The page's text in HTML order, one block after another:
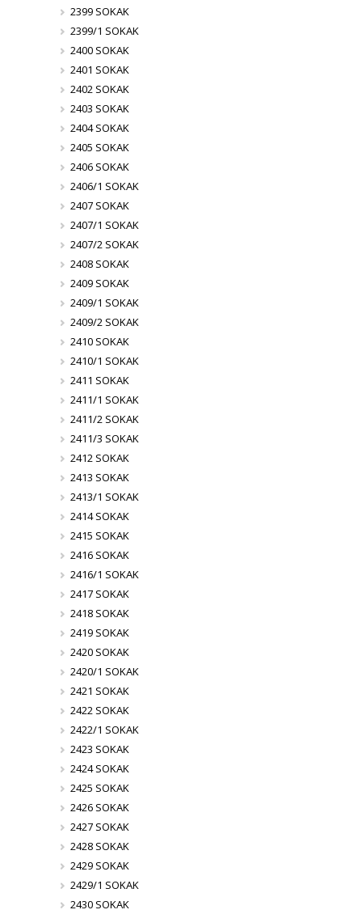
2399 SOKAK
2399/1 SOKAK
2400 SOKAK
2401 SOKAK
2402 SOKAK
2403 SOKAK
2404 SOKAK
2405 SOKAK
2406 SOKAK
2406/1 SOKAK
2407 SOKAK
2407/1 SOKAK
2407/2 SOKAK
2408 SOKAK
2409 SOKAK
2409/1 SOKAK
2409/2 SOKAK
2410 SOKAK
2410/1 SOKAK
2411 SOKAK
2411/1 SOKAK
2411/2 SOKAK
2411/3 SOKAK
2412 SOKAK
2413 SOKAK
2413/1 SOKAK
2414 SOKAK
2415 SOKAK
2416 SOKAK
2416/1 SOKAK
2417 SOKAK
2418 SOKAK
2419 SOKAK
2420 SOKAK
2420/1 SOKAK
2421 SOKAK
2422 SOKAK
2422/1 SOKAK
2423 SOKAK
2424 SOKAK
2425 SOKAK
2426 SOKAK
2427 SOKAK
2428 SOKAK
2429 SOKAK
2429/1 SOKAK
2430 SOKAK